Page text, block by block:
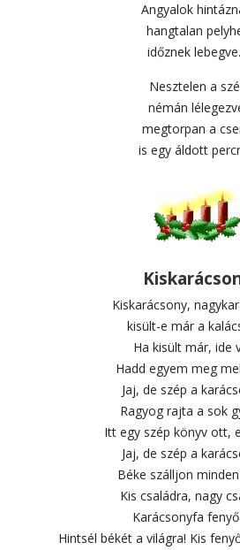
Angyalok
hangtalan
időznek
Nesztelen a
némán
megtorpan a
is egy áldott
Kiskarácsony,
kisült-e már a
Ha kisült már, ide
Hadd egyem meg
Jaj, de szép a
Ragyog rajta a sok
Itt egy szép könyv ott,
Jaj, de szép a
Béke szálljon
Kis családra, nagy
Karácsonyfa
Hintsél békét a világra! Kis